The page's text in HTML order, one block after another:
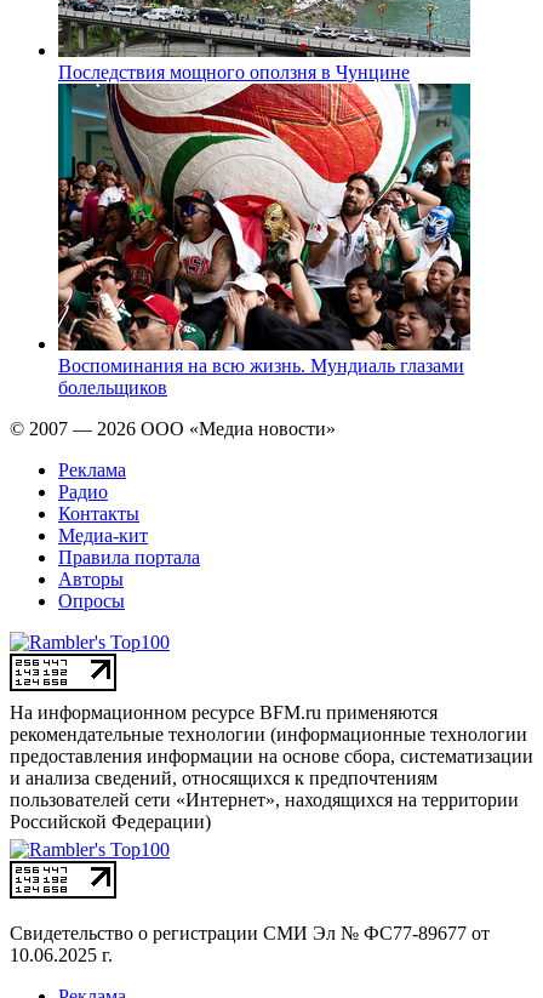
Последствия мощного оползня в Чунцине
Воспоминания на всю жизнь. Мундиаль глазами
болельщиков
© 2007 — 2026 ООО «Медиа новости»
Реклама
Радио
Контакты
Медиа-кит
Правила портала
Авторы
Опросы
На информационном ресурсе BFM.ru применяются
рекомендательные технологии (информационные технологии
предоставления информации на основе сбора, систематизации
и анализа сведений, относящихся к предпочтениям
пользователей сети «Интернет», находящихся на территории
Российской Федерации)
Свидетельство о регистрации СМИ Эл № ФС77-89677 от
10.06.2025 г.